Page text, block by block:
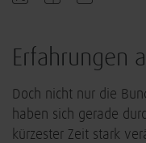
Erfahrungen
Doch nicht nur die
haben sich gerade
kürzester Zeit stark